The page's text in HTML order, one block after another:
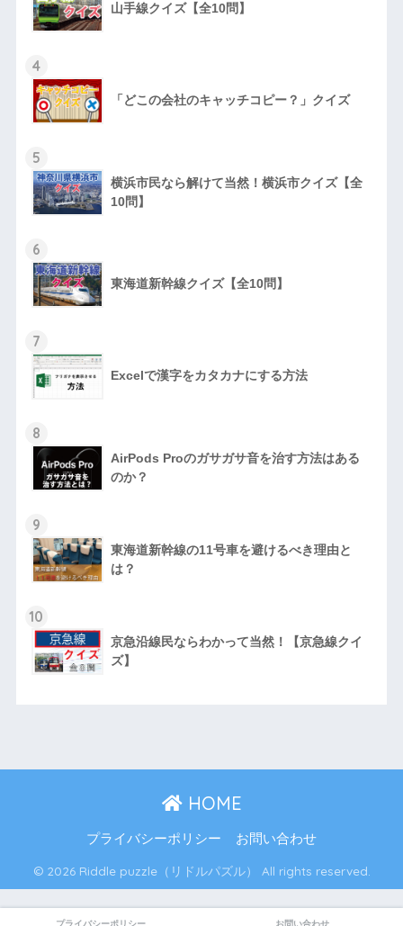
山手線クイズ【全10問】
4
「どこの会社のキャッチコピー？」クイズ
5
横浜市民なら解けて当然！横浜市クイズ【全
10問】
6
東海道新幹線クイズ【全10問】
7
Excelで漢字をカタカナにする方法
8
AirPods Proのガサガサ音を治す方法はある
のか？
9
東海道新幹線の11号車を避けるべき理由と
は？
10
京急沿線民ならわかって当然！【京急線クイ
ズ】
HOME
プライバシーポリシー お問い合わせ
© 2026 Riddle puzzle（リドルパズル） All rights reserved.
プライバシーポリシー お問い合わせ